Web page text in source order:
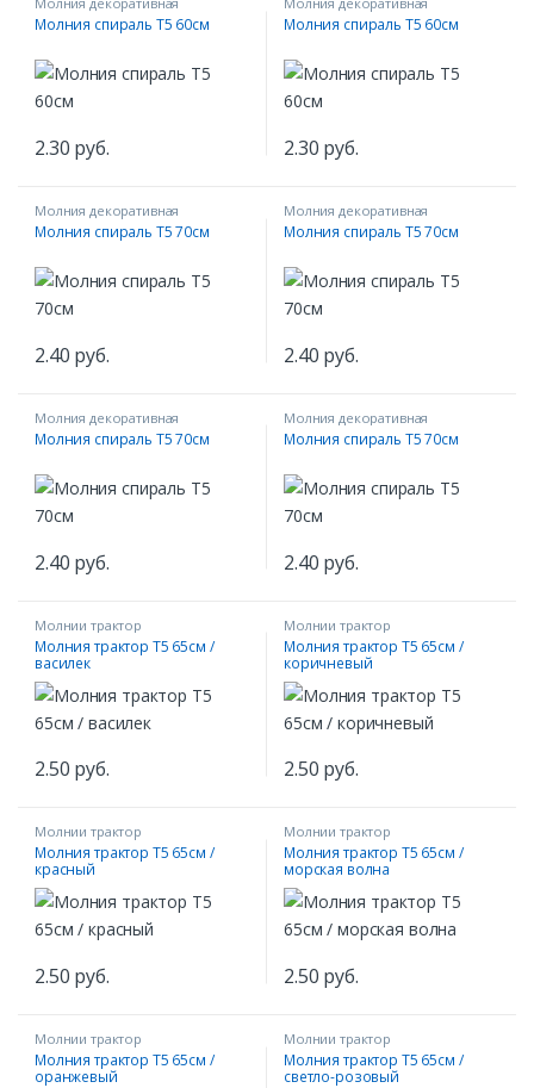
Молния спираль Т5 60см
2.30 руб.
Молния спираль Т5 60см
2.30 руб.
Молния декоративная
Молния спираль Т5 70см
2.40 руб.
Молния декоративная
Молния спираль Т5 70см
2.40 руб.
Молния декоративная
Молния спираль Т5 70см
2.40 руб.
Молния декоративная
Молния спираль Т5 70см
2.40 руб.
Молнии трактор
Молния трактор Т5 65см /
василек
2.50 руб.
Молнии трактор
Молния трактор Т5 65см /
коричневый
2.50 руб.
Молнии трактор
Молния трактор Т5 65см /
красный
2.50 руб.
Молнии трактор
Молния трактор Т5 65см /
морская волна
2.50 руб.
Молнии трактор
Молния трактор Т5 65см /
оранжевый
Молнии трактор
Молния трактор Т5 65см /
светло-розовый